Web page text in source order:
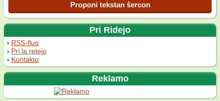
Proponi tekstan ŝercon
Pri Ridejo
RSS-fluo
Pri la retejo
Kontakto
Reklamo